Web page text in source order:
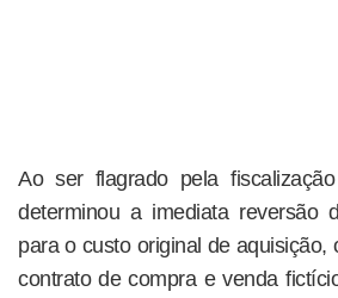
Ao ser flagrado pela
determinou a imediata reversão
para o custo original de aquisição,
contrato de compra e venda